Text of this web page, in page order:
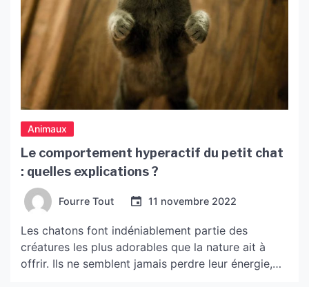
Animaux
Le comportement hyperactif du petit chat
: quelles explications ?
Fourre Tout 11 novembre 2022
Les chatons font indéniablement partie des
créatures les plus adorables que la nature ait à
offrir. Ils ne semblent jamais perdre leur énergie,